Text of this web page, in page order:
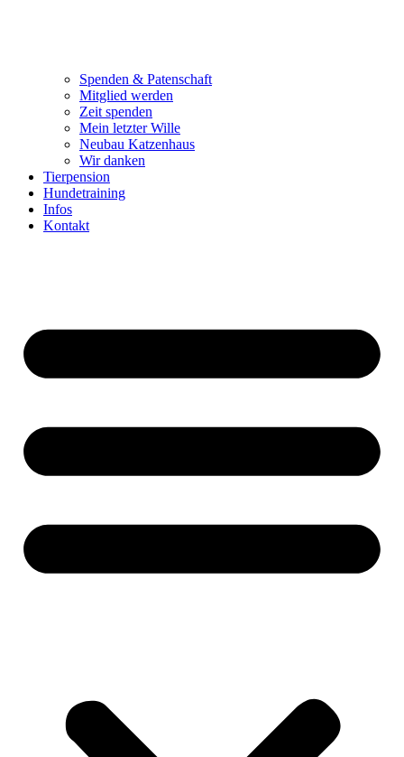
Spenden & Patenschaft
Mitglied werden
Zeit spenden
Mein letzter Wille
Neubau Katzenhaus
Wir danken
Tierpension
Hundetraining
Infos
Kontakt